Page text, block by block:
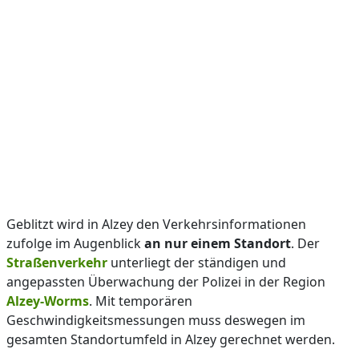
Geblitzt wird in Alzey den Verkehrsinformationen
zufolge im Augenblickan nur einem Standort. Der
Straßenverkehr unterliegt der ständigen und
angepassten Überwachung der Polizei in der Region
Alzey-Worms. Mit temporären
Geschwindigkeitsmessungen muss deswegen im
gesamten Standortumfeld in Alzey gerechnet werden.